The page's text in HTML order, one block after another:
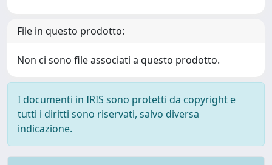
File in questo prodotto:
Non ci sono file associati a questo prodotto.
I documenti in IRIS sono protetti da copyright e
tutti i diritti sono riservati, salvo diversa
indicazione.